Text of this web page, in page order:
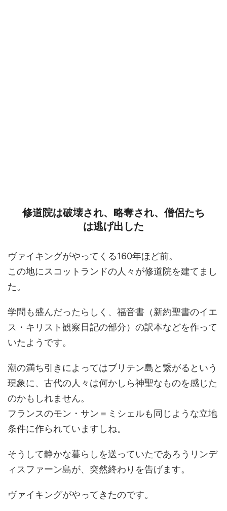
修道院は破壊され、略奪され、僧侶たち
は逃げ出した
ヴァイキングがやってくる160年ほど前。
この地にスコットランドの人々が修道院を建てまし
た。
学問も盛んだったらしく、福音書（新約聖書のイエ
ス・キリスト観察日記の部分）の訳本などを作って
いたようです。
潮の満ち引きによってはブリテン島と繋がるという
現象に、古代の人々は何かしら神聖なものを感じた
のかもしれません。
フランスのモン・サン＝ミシェルも同じような立地
条件に作られていますしね。
そうして静かな暮らしを送っていたであろうリンデ
ィスファーン島が、突然終わりを告げます。
ヴァイキングがやってきたのです。